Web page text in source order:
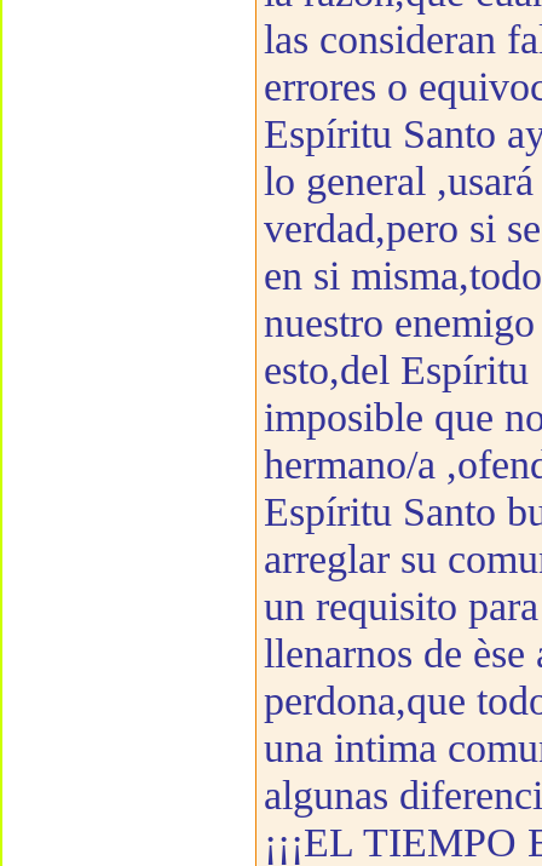
las consideran
errores o
Espíritu Santo
lo general
verdad,pero si
en si
nuestro
esto,del Espíritu
imposible que
hermano/a
Espíritu Santo
arreglar su
un requisito
llenarnos de
perdona,que
una intima
algunas
¡¡¡EL